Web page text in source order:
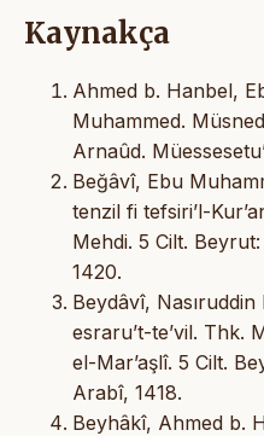
Kaynakça
Ahmed b. Hanbel,
Muhammed.
Arnaûd.
Beğâvî, Ebu
tenzil fi tefsiri’l-
Mehdi. 5 Cilt.
1420.
Beydâvî,
esraru’t-te’vil. Thk.
el-Mar’aşlî. 5 Cilt.
Arabî, 1418.
Beyhâkî, Ahmed b.